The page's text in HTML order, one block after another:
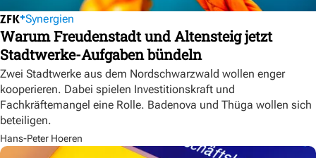
Synergien
Warum Freudenstadt und Altensteig jetzt
Stadtwerke-Aufgaben bündeln
Zwei Stadtwerke aus dem Nordschwarzwald wollen enger
kooperieren. Dabei spielen Investitionskraft und
Fachkräftemangel eine Rolle. Badenova und Thüga wollen sich
beteiligen.
Hans-Peter Hoeren